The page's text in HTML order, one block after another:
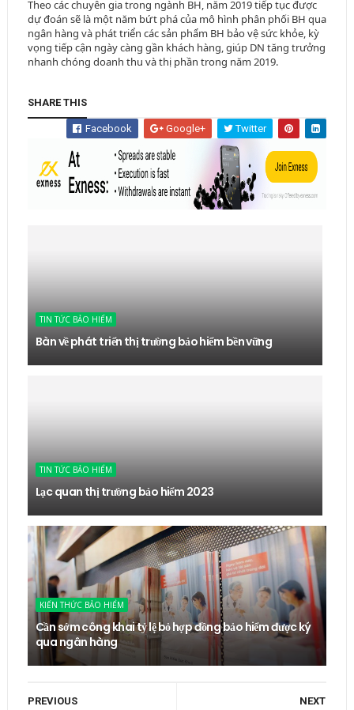
Theo các chuyên gia trong ngành BH, năm 2019 tiếp tục được
dự đoán sẽ là một năm bứt phá của mô hình phân phối BH qua
ngân hàng và phát triển các sản phẩm BH bảo vệ sức khỏe, kỳ
vọng tiếp cận ngày càng gần khách hàng, giúp DN tăng trưởng
nhanh chóng doanh thu và thị phần trong năm 2019.
SHARE THIS
Facebook Google+ Twitter
TIN TỨC BẢO HIỂM
Bàn về phát triển thị trường bảo hiểm bền vững
TIN TỨC BẢO HIỂM
Lạc quan thị trường bảo hiểm 2023
KIẾN THỨC BẢO HIỂM
Cần sớm công khai tỷ lệ bỏ hợp đồng bảo hiểm được ký
qua ngân hàng
NEXT
PREVIOUS